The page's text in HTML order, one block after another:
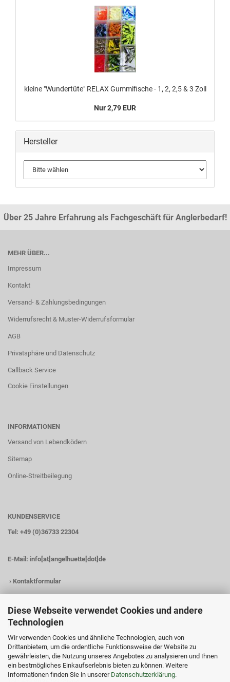
Diese Webseite verwendet Cookies und andere
Technologien
Wir verwenden Cookies und ähnliche Technologien, auch von
Drittanbietern, um die ordentliche Funktionsweise der Website zu
gewährleisten, die Nutzung unseres Angebotes zu analysieren und Ihnen
ein bestmögliches Einkaufserlebnis bieten zu können. Weitere
Informationen finden Sie in unserer Datenschutzerklärung.
kleine "Wundertüte" RELAX Gummifische - 1, 2, 2,5 & 3 Zoll
Nur 2,79 EUR
Hersteller
Über 25 Jahre Erfahrung als Fachgeschäft für Anglerbedarf!
MEHR ÜBER...
Impressum
Kontakt
Versand- & Zahlungsbedingungen
Widerrufsrecht & Muster-Widerrufsformular
AGB
Privatsphäre und Datenschutz
Callback Service
Cookie Einstellungen
INFORMATIONEN
Versand von Lebendködern
Sitemap
Online-Streitbeilegung
KUNDENSERVICE
Tel: +49 (0)36733 22304
E-Mail: info[at]angelhuette[dot]de
› Kontaktformular
KONTAKTDATEN
Angelhütte
Inh.: Christina Heß
Preßwitzer Str. 18
D-07338 Hohenwarte